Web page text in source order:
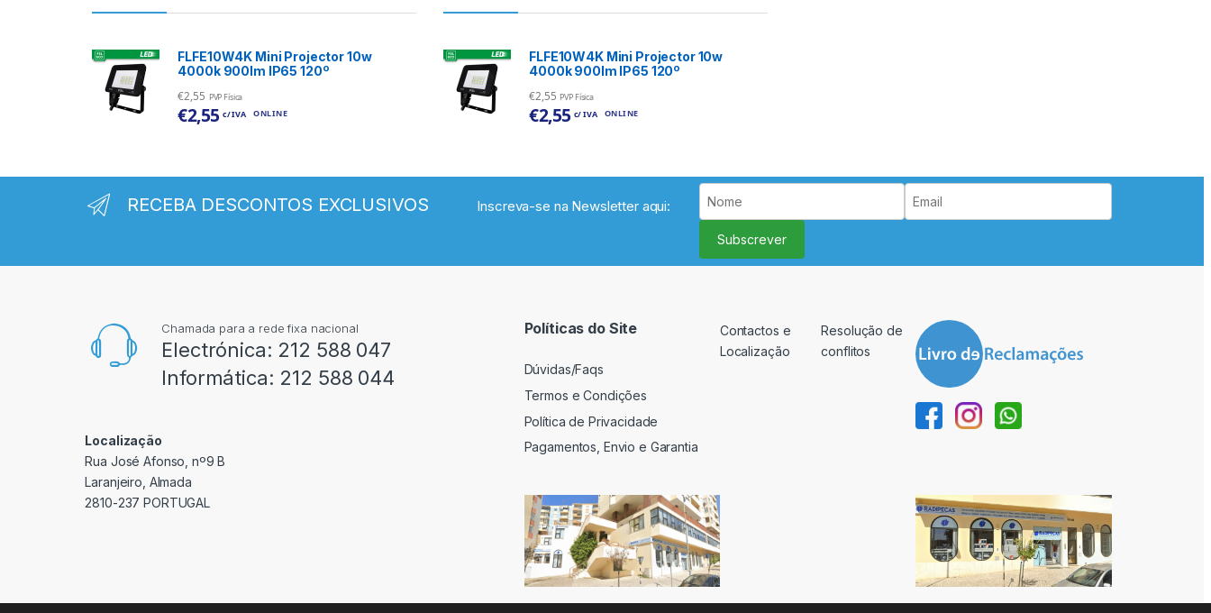
FLFE10W4K Mini Projector 10w
4000k 900lm IP65 120º
€2,55 PVP Física
€2,55 c/ IVA ONLINE
FLFE10W4K Mini Projector 10w
4000k 900lm IP65 120º
€2,55 PVP Física
€2,55 c/ IVA ONLINE
RECEBA DESCONTOS EXCLUSIVOS Inscreva-se na Newsletter aqui:
Subscrever
Chamada para a rede fixa nacional
Electrónica: 212 588 047
Informática: 212 588 044
Localização
Rua José Afonso, nº9 B
Laranjeiro, Almada
2810-237 PORTUGAL
Políticas do Site
Dúvidas/Faqs
Termos e Condições
Política de Privacidade
Pagamentos, Envio e Garantia
Contactos e
Localização
Resolução de
conflitos